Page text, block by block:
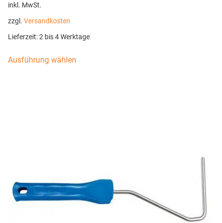
inkl. MwSt.
zzgl. Versandkosten
Lieferzeit:2 bis 4 Werktage
Ausführung wählen